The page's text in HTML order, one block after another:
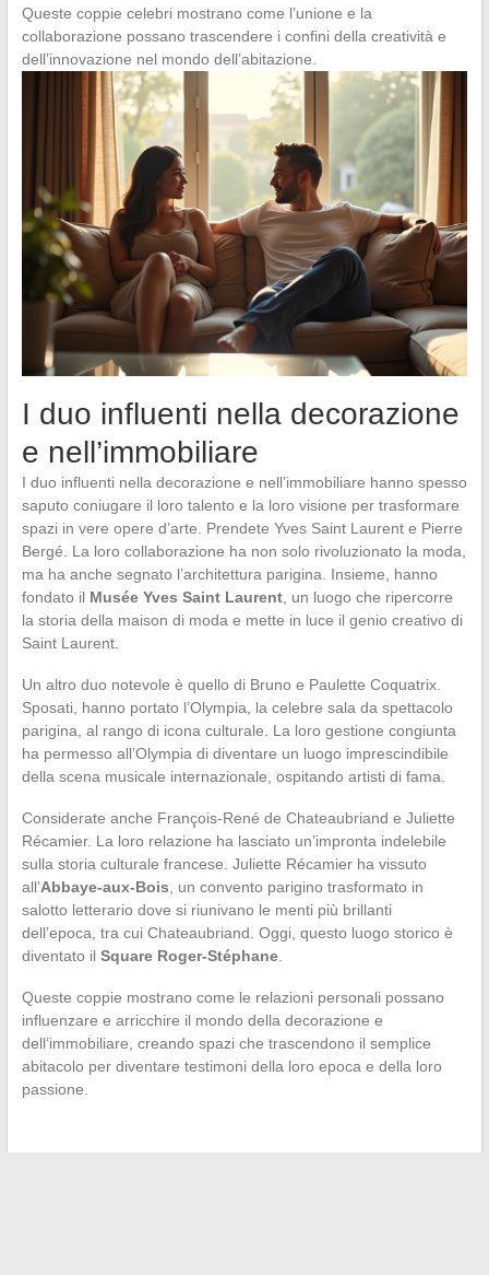
Queste coppie celebri mostrano come l’unione e la
collaborazione possano trascendere i confini della creatività e
dell’innovazione nel mondo dell’abitazione.
I duo influenti nella decorazione
e nell’immobiliare
I duo influenti nella decorazione e nell’immobiliare hanno spesso
saputo coniugare il loro talento e la loro visione per trasformare
spazi in vere opere d’arte. Prendete Yves Saint Laurent e Pierre
Bergé. La loro collaborazione ha non solo rivoluzionato la moda,
ma ha anche segnato l’architettura parigina. Insieme, hanno
fondato il Musée Yves Saint Laurent, un luogo che ripercorre
la storia della maison di moda e mette in luce il genio creativo di
Saint Laurent.
Un altro duo notevole è quello di Bruno e Paulette Coquatrix.
Sposati, hanno portato l’Olympia, la celebre sala da spettacolo
parigina, al rango di icona culturale. La loro gestione congiunta
ha permesso all’Olympia di diventare un luogo imprescindibile
della scena musicale internazionale, ospitando artisti di fama.
Considerate anche François-René de Chateaubriand e Juliette
Récamier. La loro relazione ha lasciato un’impronta indelebile
sulla storia culturale francese. Juliette Récamier ha vissuto
all’Abbaye-aux-Bois, un convento parigino trasformato in
salotto letterario dove si riunivano le menti più brillanti
dell’epoca, tra cui Chateaubriand. Oggi, questo luogo storico è
diventato il Square Roger-Stéphane.
Queste coppie mostrano come le relazioni personali possano
influenzare e arricchire il mondo della decorazione e
dell’immobiliare, creando spazi che trascendono il semplice
abitacolo per diventare testimoni della loro epoca e della loro
passione.